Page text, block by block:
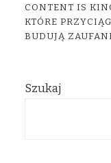
CONTENT IS
KTÓRE
BUDUJĄ
Szukaj